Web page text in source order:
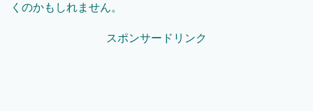
くのかもしれません。
スポンサードリンク